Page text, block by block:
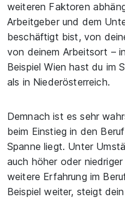
weiteren Faktoren
Arbeitgeber und dem
beschäftigt bist, von
von deinem Arbeitsort –
Beispiel Wien hast du im
als in Niederösterreich.
Demnach ist es sehr
beim Einstieg in den
Spanne liegt. Unter
auch höher oder
weitere Erfahrung im
Beispiel weiter, steigt